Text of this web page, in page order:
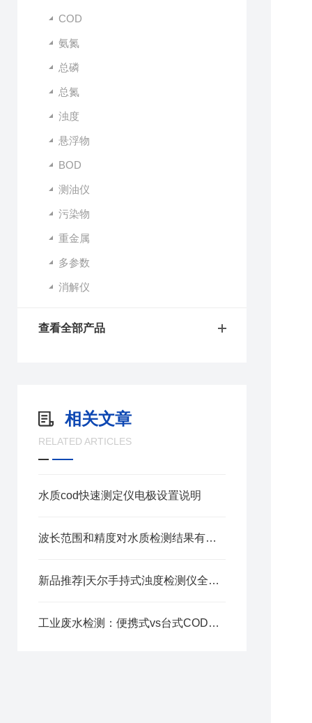
COD
氨氮
总磷
总氮
浊度
悬浮物
BOD
测油仪
污染物
重金属
多参数
消解仪
查看全部产品
相关文章
RELATED ARTICLES
水质cod快速测定仪电极设置说明
波长范围和精度对水质检测结果有什么影响
新品推荐|天尔手持式浊度检测仪全新升级
工业废水检测：便携式vs台式COD仪，怎么选最合适？